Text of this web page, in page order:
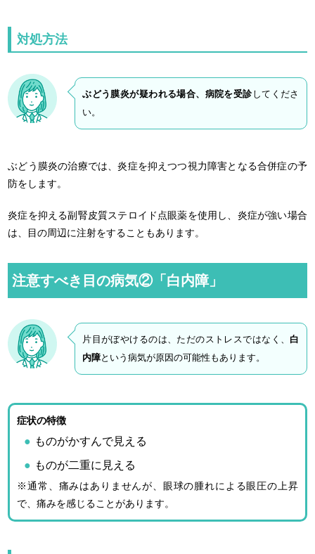
対処方法
ぶどう膜炎が疑われる場合、病院を受診 してくださ
い。
ぶどう膜炎の治療では、炎症を抑えつつ視力障害となる合併症の予
防をします。
炎症を抑える副腎皮質ステロイド点眼薬を使用し、炎症が強い場合
は、目の周辺に注射をすることもあります。
注意すべき目の病気②「白内障」
片目がぼやけるのは、ただのストレスではなく、 白
内障という病気が原因の可能性もあります。
症状の特徴
ものがかすんで見える
ものが二重に見える
※通常、痛みはありませんが、眼球の腫れによる眼圧の上昇
で、痛みを感じることがあります。